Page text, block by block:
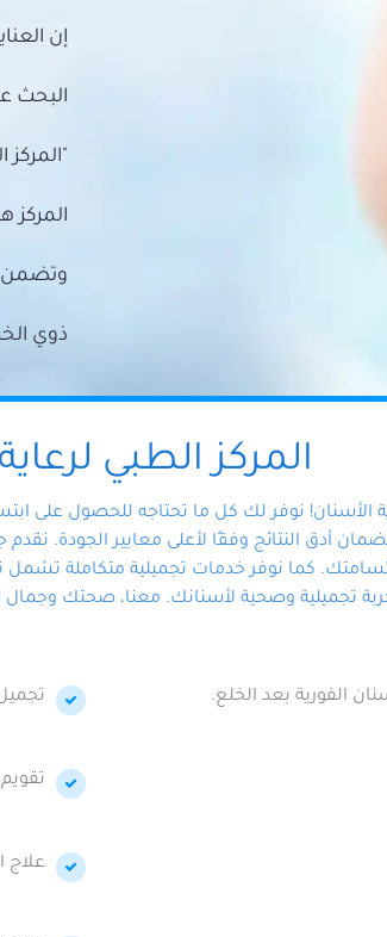
إن
البحث
"المركز
وتضمن
ذوي
المركز الطبي
الأسنان! نوفر لك كل ما تحتاجه للحصول على
أدق النتائج وفقًا لأعلى معايير الجودة. نقدم
كما نوفر خدمات تجميلية متكاملة تشمل
تجميلية وصحية لأسنانك. معنا، صحتك وجمال
الفورية بعد الخلع.
علاج